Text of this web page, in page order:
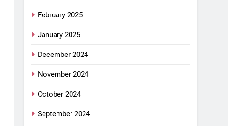
February 2025
January 2025
December 2024
November 2024
October 2024
September 2024